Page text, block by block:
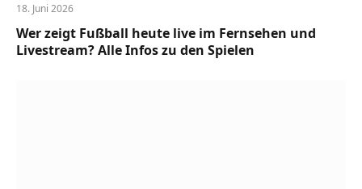
18. Juni 2026
Wer zeigt Fußball heute live im Fernsehen und
Livestream? Alle Infos zu den Spielen